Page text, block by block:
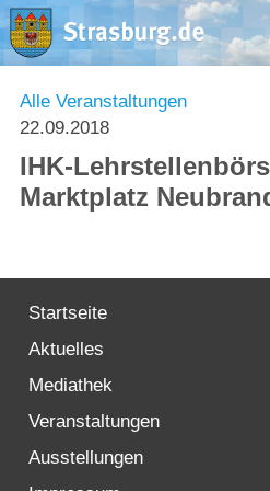
Mängelmeldung
Rathaus
Wirtschaft
Alle Veranstaltungen
22.09.2018
IHK-
Marktplatz
Startseite
Aktuelles
Mediathek
Veranstaltungen
Ausstellungen